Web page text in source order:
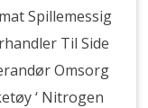
Spillemessig
Til Side
Omsorg
‘ Nitrogen